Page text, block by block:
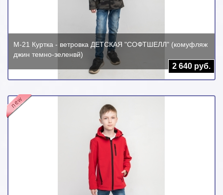
М-21 Куртка - ветровка ДЕТСКАЯ "СОФТШЕЛЛ" (комуфляж
джин темно-зеленвй)
2 640 руб.